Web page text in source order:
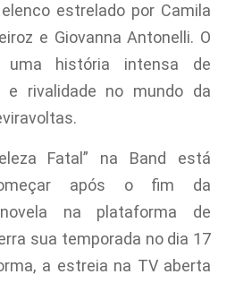
estrelado por Camila
e Giovanna Antonelli. O
uma história intensa de
e rivalidade no mundo da
Fatal” na Band está
após o fim da
na plataforma de
sua temporada no dia 17
a estreia na TV aberta